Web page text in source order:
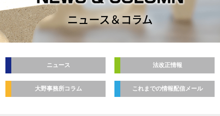
ニュース＆コラム
ニュース 法改正情報
大野事務所コラム これまでの情報配信メール